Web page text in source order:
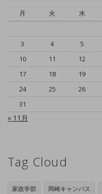
月 火 水
3
4 5
10
11 12
17
18 19
24
25 26
31
« 11月
Tag Cloud
家政学部 岡崎キャンパス